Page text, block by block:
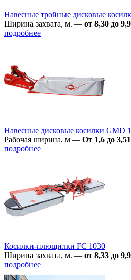
Навесные тройные дисковые
Ширина захвата, м. — от 8,30 до
подробнее
Навесные дисковые косилки GMD
Рабочая ширина, м — От 1,6 до 3,51
подробнее
Косилки-плющилки FC 1030
Ширина захвата, м. — от 8,33 до
подробнее